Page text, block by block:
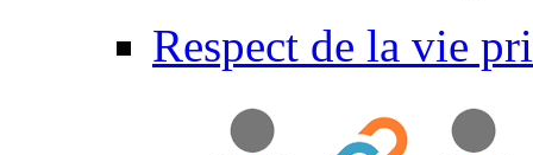
Respect de la vie